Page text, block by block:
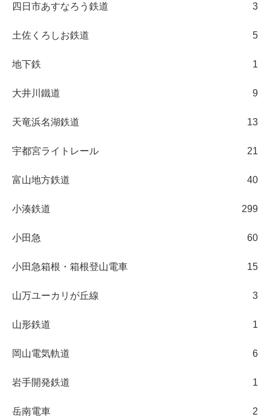
四日市あすなろう鉄道 3
土佐くろしお鉄道 5
地下鉄 1
大井川鐵道 9
天竜浜名湖鉄道 13
宇都宮ライトレール 21
富山地方鉄道 40
小湊鉄道 299
小田急 60
小田急箱根・箱根登山電車 15
山万ユーカリが丘線 3
山形鉄道 1
岡山電気軌道 6
岩手開発鉄道 1
岳南電車 2